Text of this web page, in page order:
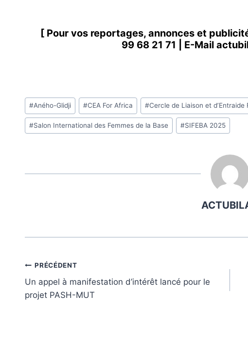
[ Pour vos reportages, annonces et
99 68 21 71 | E-Mail
Étiquettes
de
la
#Aného-Glidji #CEA For Africa #Cercle de Liaison et d’Entraide
#Salon International des Femmes de la Base #SIFEBA 2025
Navigation
de
PRÉCÉDENT
Un appel à manifestation d’intérêt lancé pour le
projet PASH-MUT